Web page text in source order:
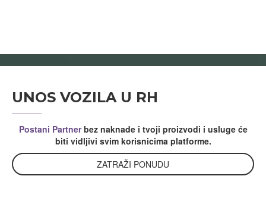
UNOS VOZILA U RH
Postani Partnerbez naknade i tvoji proizvodi i usluge će
biti vidljivi svim korisnicima platforme.
ZATRAŽI PONUDU